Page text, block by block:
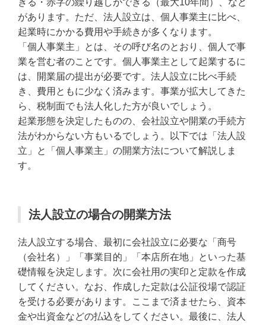
きる・赤字の繰り越しができる（最大10年間）、など
があります。ただ、法人設立は、個人事業主に比べ、
起業時にかかる費用や手続きが多くなります。
「個人事業主」とは、その呼び名のとおり、個人で事
業を営む者のことです。個人事業主として起業するに
は、開業届の提出が必要です。法人設立に比べ手続
き、費用ともに少なく済みます。事業が拡大してきた
ら、税制面でも法人化した方が良いでしょう。
起業形態を決定したものの、会社設立や開業の手続方
法がわからない方もいるでしょう。以下では「法人設
立」と「個人事業主」の開業方法について解説しま
す。
法人設立の場合の開業方法
法人設立する場合、最初に会社設立に必要な「商号
（会社名）」「事業目的」「本店所在地」といった基
礎情報を決定します。次に会社用の実印と定款を作成
してください。なお、作成した定款は公証役場で認証
を受ける必要があります。ここまで済ませたら、資本
金や出資金などの払込をしてください。最後に、法人